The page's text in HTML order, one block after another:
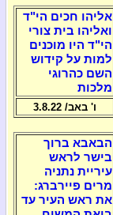
אליהו חכים הי"ד
ואליהו בית צורי
הי"ד היו מוכנים
למות על קידוש
השם כהרוגי
מלכות
ו' באב/ 3.8.22
הבאבא ברוך
בישר לראש
עיריית נתניה
מרים פיירברג:
את ראש העיר עד